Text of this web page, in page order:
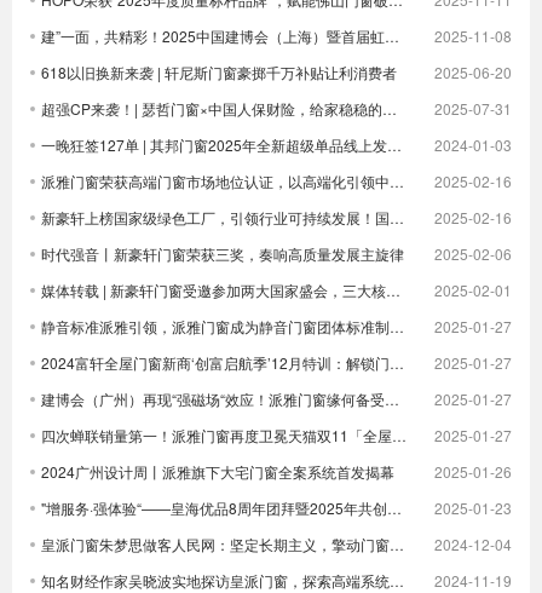
建”一面，共精彩！2025中国建博会（上海）暨首届虹桥设计周顺利收官！
2025-11-08
618以旧换新来袭 | 轩尼斯门窗豪掷千万补贴让利消费者
2025-06-20
超强CP来袭！| 瑟哲门窗×中国人保财险，给家稳稳的安全感
2025-07-31
一晚狂签127单 | 其邦门窗2025年全新超级单品线上发布圆满成功
2024-01-03
派雅门窗荣获高端门窗市场地位认证，以高端化引领中国门窗新未来| 倒计时
2025-02-16
新豪轩上榜国家级绿色工厂，引领行业可持续发展！国家级荣誉 1！
2025-02-16
时代强音丨新豪轩门窗荣获三奖，奏响高质量发展主旋律
2025-02-06
媒体转载 | 新豪轩门窗受邀参加两大国家盛会，三大核心优势驱动企业发展
2025-02-01
静音标准派雅引领，派雅门窗成为静音门窗团体标准制定者
2025-01-27
2024富轩全屋门窗新商‘创富启航季’12月特训：解锁门窗界新航海图，共铸辉煌未来篇章
2025-01-27
建博会（广州）再现“强磁场“效应！派雅门窗缘何备受青睐？
2025-01-27
四次蝉联销量第一！派雅门窗再度卫冕天猫双11「全屋定制窗类目全周期热销第一」
2025-01-27
2024广州设计周丨派雅旗下大宅门窗全案系统首发揭幕
2025-01-26
"增服务·强体验“——皇海优品8周年团拜暨2025年共创大会圆满举行
2025-01-23
皇派门窗朱梦思做客人民网：坚定长期主义，擎动门窗高质量发展
2024-12-04
知名财经作家吴晓波实地探访皇派门窗，探索高端系统门窗智造实力，深入体验高端隔音门窗
2024-11-19